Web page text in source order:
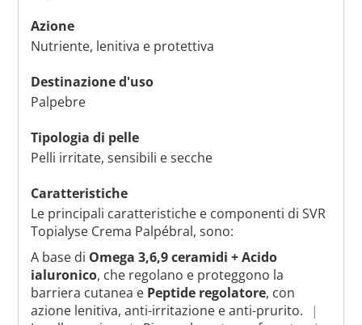
Azione
Nutriente, lenitiva e protettiva
Destinazione d'uso
Palpebre
Tipologia di pelle
Pelli irritate, sensibili e secche
Caratteristiche
Le principali caratteristiche e componenti di SVR
Topialyse Crema Palpébral, sono:
A base di Omega 3,6,9 ceramidi + Acido
ialuronico, che regolano e proteggono la
barriera cutanea e Peptide regolatore, con
azione lenitiva, anti-irritazione e anti-prurito.